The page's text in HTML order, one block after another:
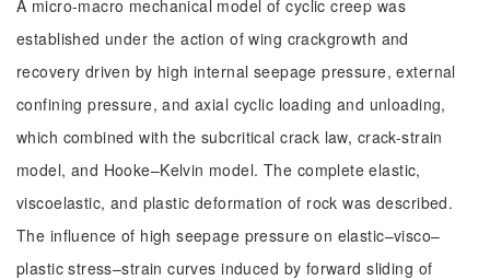
A micro-macro mechanical model of cyclic creep was
established under the action of wing crackgrowth and
recovery driven by high internal seepage pressure, external
confining pressure, and axial cyclic loading and unloading,
which combined with the subcritical crack law, crack-strain
model, and Hooke–Kelvin model. The complete elastic,
viscoelastic, and plastic deformation of rock was described.
The influence of high seepage pressure on elastic–visco–
plastic stress–strain curves induced by forward sliding of